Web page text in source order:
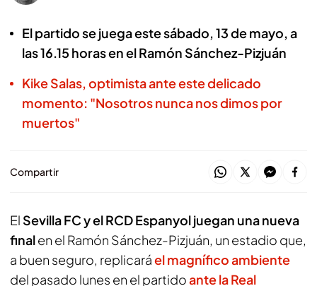
El partido se juega este sábado, 13 de mayo, a
las 16.15 horas en el Ramón Sánchez-Pizjuán
Kike Salas, optimista ante este delicado
momento: "Nosotros nunca nos dimos por
muertos"
Compartir
El Sevilla FC y el RCD Espanyol juegan una nueva
finalen el Ramón Sánchez-Pizjuán, un estadio que,
a buen seguro, replicaráel magnífico ambiente
del pasado lunes en el partidoante la Real